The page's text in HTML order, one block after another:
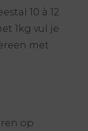
10 à 12
1kg vul je
met
op